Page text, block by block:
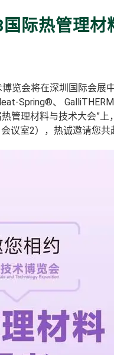
际热管理材
览会将在深圳国际会展
Spring®、
管理材料与技术大会”
会议室2） ，热诚邀请您共